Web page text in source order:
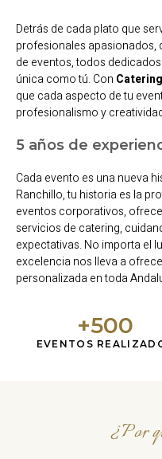
Detrás de cada plato que
profesionales
de eventos, todos
única como tú. Con
que cada aspecto de tu
profesionalismo y
5 años de
Cada evento es una nueva
Ranchillo, tu historia es la
eventos corporativos,
servicios de catering,
expectativas. No importa el
excelencia nos lleva a
personalizada en toda
+500
EVENTOS
¿Por